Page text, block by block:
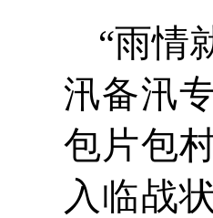
“雨情
汛备汛
包片包
入临战